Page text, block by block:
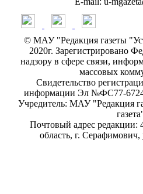
© МАУ "Редакция газеты
2020г. Зарегистрировано
надзору в сфере связи,
массовых
Свидетельство
информации Эл №ФС77-
Учредитель: МАУ "Редакция
Почтовый адрес редакции:
область, г. Серафимович,